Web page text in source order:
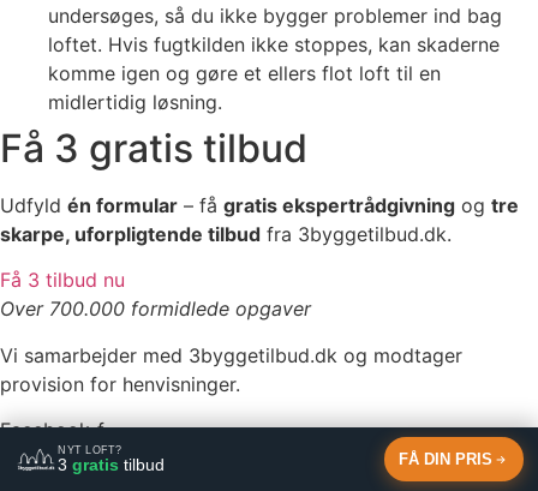
undersøges, så du ikke bygger problemer ind bag
loftet. Hvis fugtkilden ikke stoppes, kan skaderne
komme igen og gøre et ellers flot loft til en
midlertidig løsning.
Få 3 gratis tilbud
Udfyld én formular – få gratis ekspertrådgivning og tre
skarpe, uforpligtende tilbud fra 3byggetilbud.dk.
Få 3 tilbud nu
Over 700.000 formidlede opgaver
NYT LOFT?
3gratis tilbud FÅ DIN PRIS
Vi samarbejder med 3byggetilbud.dk og modtager
provision for henvisninger.
Facebook-f